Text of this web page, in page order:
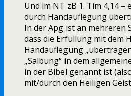
Und im NT zB 1. Tim 4,14 –
durch Handauflegung
In der Apg ist an mehreren
dass die Erfüllung mit dem
Handauflegung
„Salbung“ in dem
in der Bibel genannt ist
mit/durch den Heiligen